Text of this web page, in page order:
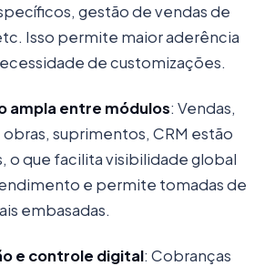
gestão de vendas de
Isso permite maior aderência
de customizações.
ampla entre módulos: Vendas,
suprimentos, CRM estão
o que facilita visibilidade global
e permite tomadas de
embasadas.
e controle digital: Cobranças